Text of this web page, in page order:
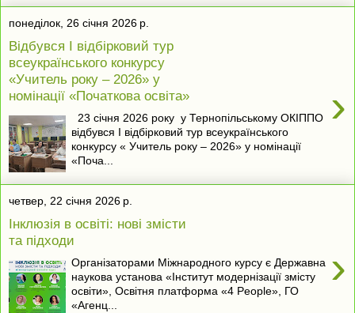
понеділок, 26 січня 2026 р.
Відбувся І відбірковий тур
всеукраїнського конкурсу
«Учитель року – 2026» у
номінації «Початкова освіта»
›
23 січня 2026 року у Тернопільському ОКІППО
відбувся І відбірковий тур всеукраїнського
конкурсу « Учитель року – 2026» у номінації
«Поча...
четвер, 22 січня 2026 р.
Інклюзія в освіті: нові змісти
та підходи
›
Організаторами Міжнародного курсу є Державна
наукова установа «Інститут модернізації змісту
освіти», Освітня платформа «4 People», ГО
«Агенц...